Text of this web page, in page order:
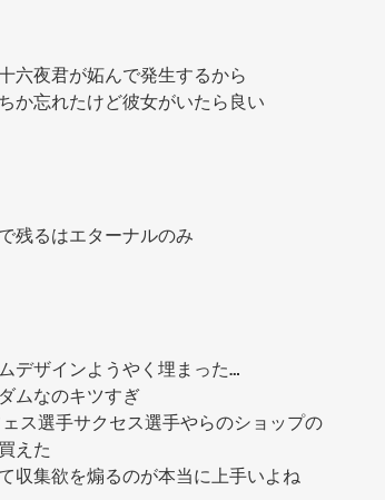
六夜君が妬んで発生するから
か忘れたけど彼女がいたら良い
残るはエターナルのみ
デザインようやく埋まった…
ムなのキツすぎ
ス選手サクセス選手やらのショップの
えた
収集欲を煽るのが本当に上手いよね